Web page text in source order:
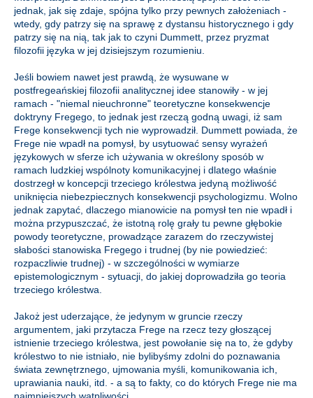
jednak, jak się zdaje, spójna tylko przy pewnych założeniach -
wtedy, gdy patrzy się na sprawę z dystansu historycznego i gdy
patrzy się na nią, tak jak to czyni Dummett, przez pryzmat
filozofii języka w jej dzisiejszym rozumieniu.
Jeśli bowiem nawet jest prawdą, że wysuwane w
postfregeańskiej filozofii analitycznej idee stanowiły - w jej
ramach - "niemal nieuchronne" teoretyczne konsekwencje
doktryny Fregego, to jednak jest rzeczą godną uwagi, iż sam
Frege konsekwencji tych nie wyprowadził. Dummett powiada, że
Frege nie wpadł na pomysł, by usytuować sensy wyrażeń
językowych w sferze ich używania w określony sposób w
ramach ludzkiej wspólnoty komunikacyjnej i dlatego właśnie
dostrzegł w koncepcji trzeciego królestwa jedyną możliwość
uniknięcia niebezpiecznych konsekwencji psychologizmu. Wolno
jednak zapytać, dlaczego mianowicie na pomysł ten nie wpadł i
można przypuszczać, że istotną rolę grały tu pewne głębokie
powody teoretyczne, prowadzące zarazem do rzeczywistej
słabości stanowiska Fregego i trudnej (by nie powiedzieć:
rozpaczliwie trudnej) - w szczególności w wymiarze
epistemologicznym - sytuacji, do jakiej doprowadziła go teoria
trzeciego królestwa.
Jakoż jest uderzające, że jedynym w gruncie rzeczy
argumentem, jaki przytacza Frege na rzecz tezy głoszącej
istnienie trzeciego królestwa, jest powołanie się na to, że gdyby
królestwo to nie istniało, nie bylibyśmy zdolni do poznawania
świata zewnętrznego, ujmowania myśli, komunikowania ich,
uprawiania nauki, itd. - a są to fakty, co do których Frege nie ma